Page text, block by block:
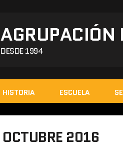
AGRUPACIÓN
DESDE 1994
HISTORIA ESCUELA
OCTUBRE 2016